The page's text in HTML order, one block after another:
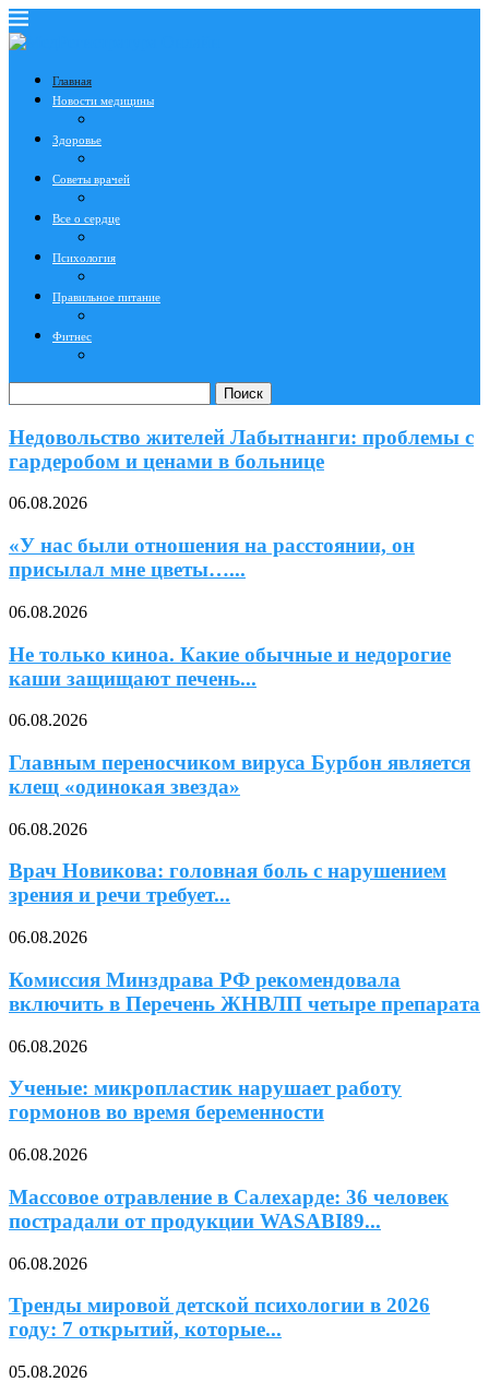
Главная
Новости медицины
Здоровье
Советы врачей
Все о сердце
Психология
Правильное питание
Фитнес
Поиск
Недовольство жителей Лабытнанги: проблемы с
гардеробом и ценами в больнице
06.08.2026
«У нас были отношения на расстоянии, он
присылал мне цветы…...
06.08.2026
Не только киноа. Какие обычные и недорогие
каши защищают печень...
06.08.2026
Главным переносчиком вируса Бурбон является
клещ «одинокая звезда»
06.08.2026
Врач Новикова: головная боль с нарушением
зрения и речи требует...
06.08.2026
Комиссия Минздрава РФ рекомендовала
включить в Перечень ЖНВЛП четыре препарата
06.08.2026
Ученые: микропластик нарушает работу
гормонов во время беременности
06.08.2026
Массовое отравление в Салехарде: 36 человек
пострадали от продукции WASABI89...
06.08.2026
Тренды мировой детской психологии в 2026
году: 7 открытий, которые...
05.08.2026